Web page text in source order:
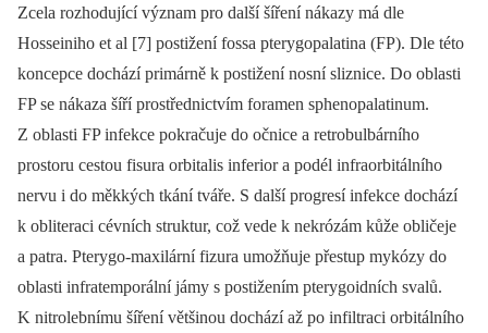
Zcela rozhodující význam pro další šíření nákazy má dle
Hosseiniho et al [7] postižení fossa pterygopalatina (FP). Dle této
koncepce dochází primárně k postižení nosní sliznice. Do oblasti
FP se nákaza šíří prostřednictvím foramen sphenopalatinum.
Z oblasti FP infekce pokračuje do očnice a retrobulbárního
prostoru cestou fisura orbitalis inferior a podél infraorbitálního
nervu i do měkkých tkání tváře. S další progresí infekce dochází
k obliteraci cévních struktur, což vede k nekrózám kůže obličeje
a patra. Pterygo-maxilární fizura umožňuje přestup mykózy do
oblasti infratemporální jámy s postižením pterygoidních svalů.
K nitrolebnímu šíření většinou dochází až po infiltraci orbitálního